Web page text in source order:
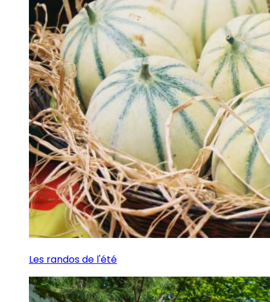
Les randos de l'été